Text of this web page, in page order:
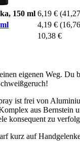
150 ml 6,19 €
4,19 €
10,38 €
eigenen Weg.
ist frei von
aus Bernstein
konsequent zu
kurz auf